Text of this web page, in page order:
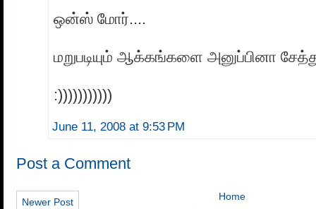
ஒன்ஸ் மோர்....
மறுபடியும் ஆக்கங்களை அனுப்பினா
:)))))))))))
June 11, 2008 at 9:53 PM
Post a Comment
Newer Post
Home